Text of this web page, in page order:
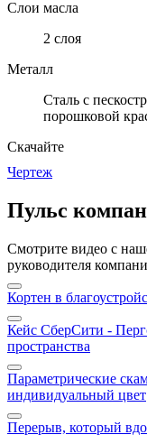
Слои масла
2 слоя
Металл
Cталь с
порошковой
Скачайте
Чертеж
Пульс
Смотрите видео с
руководителя
Кортен в
Кейс СберСити -
пространства
Параметрические
индивидуальный цвет
Перерыв, который